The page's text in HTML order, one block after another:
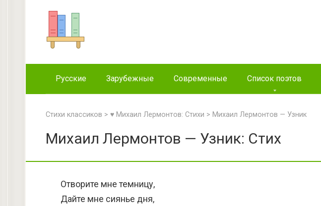
Русские Зарубежные Современные Список поэтов
Стихи классиков > ♥ Михаил Лермонтов: Стихи > Михаил Лермонтов — Узник
Михаил Лермонтов — Узник: Стих
Отворите мне темницу,
Дайте мне сиянье дня,